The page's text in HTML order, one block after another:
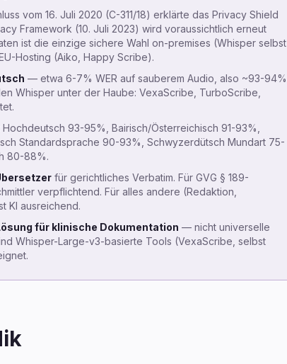
vom 16. Juli 2020 (C-311/18) erklärte das Privacy Shield
Framework (10. Juli 2023) wird voraussichtlich erneut
ist die einzige sichere Wahl on-premises (Whisper selbst
Hosting (Aiko, Happy Scribe).
— etwa 6-7% WER auf sauberem Audio, also ~93-94%
Whisper unter der Haube: VexaScribe, TurboScribe,
Hochdeutsch 93-95%, Bairisch/Österreichisch 91-93%,
Standardsprache 90-93%, Schwyzerdütsch Mundart 75-
80-88%.
für gerichtliches Verbatim. Für GVG § 189-
verpflichtend. Für alles andere (Redaktion,
KI ausreichend.
für klinische Dokumentation — nicht universelle
Whisper-Large-v3-basierte Tools (VexaScribe, selbst